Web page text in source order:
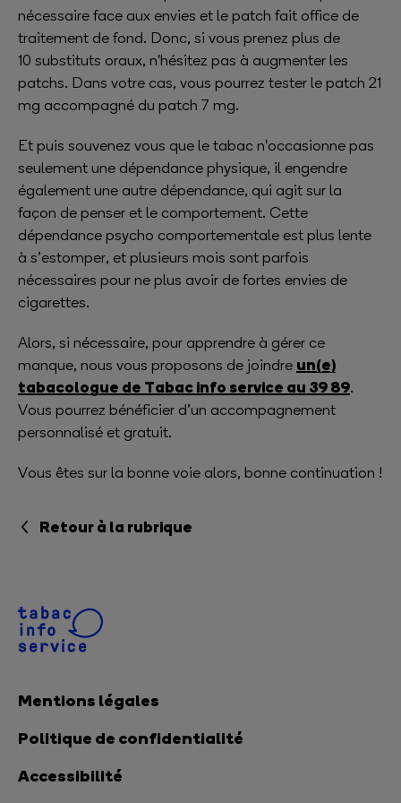
nécessaire face aux envies et le patch fait office de
traitement de fond. Donc, si vous prenez plus de
10 substituts oraux, n'hésitez pas à augmenter les
patchs. Dans votre cas, vous pourrez tester le patch 21
mg accompagné du patch 7 mg.
Et puis souvenez vous que le tabac n'occasionne pas
seulement une dépendance physique, il engendre
également une autre dépendance, qui agit sur la
façon de penser et le comportement. Cette
dépendance psycho comportementale est plus lente
à s’estomper, et plusieurs mois sont parfois
nécessaires pour ne plus avoir de fortes envies de
cigarettes.
Alors, si nécessaire, pour apprendre à gérer ce
manque, nous vous proposons de joindre un(e)
tabacologue de Tabac info service au 39 89.
Vous pourrez bénéficier d’un accompagnement
personnalisé et gratuit.
Vous êtes sur la bonne voie alors, bonne continuation !
Retour à la rubrique
Mentions légales
Politique de confidentialité
Accessibilité